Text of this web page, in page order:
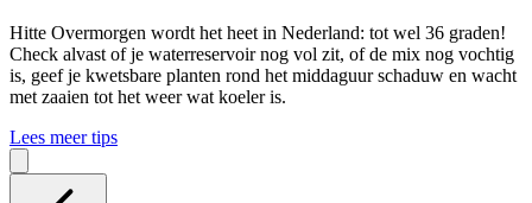
Hitte Overmorgen wordt het heet in Nederland: tot wel 36 graden!
Check alvast of je waterreservoir nog vol zit, of de mix nog vochtig
is, geef je kwetsbare planten rond het middaguur schaduw en wacht
met zaaien tot het weer wat koeler is.
Lees meer tips